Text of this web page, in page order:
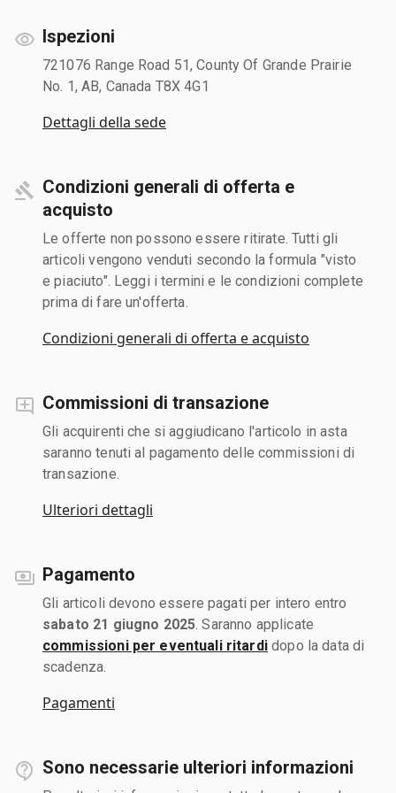
Ispezioni
721076 Range Road 51, County Of Grande Prairie
No. 1, AB, Canada T8X 4G1
Dettagli della sede
Condizioni generali di offerta e
acquisto
Le offerte non possono essere ritirate. Tutti gli
articoli vengono venduti secondo la formula "visto
e piaciuto". Leggi i termini e le condizioni complete
prima di fare un'offerta.
Condizioni generali di offerta e acquisto
Commissioni di transazione
Gli acquirenti che si aggiudicano l'articolo in asta
saranno tenuti al pagamento delle commissioni di
transazione.
Ulteriori dettagli
Pagamento
Gli articoli devono essere pagati per intero entro
sabato 21 giugno 2025 . Saranno applicate
commissioni per eventuali ritardidopo la data di
scadenza.
Pagamenti
Sono necessarie ulteriori informazioni